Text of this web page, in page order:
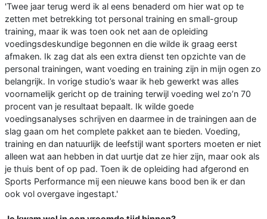
'Twee jaar terug werd ik al eens benaderd om hier wat op te
zetten met betrekking tot personal training en small-group
training, maar ik was toen ook net aan de opleiding
voedingsdeskundige begonnen en die wilde ik graag eerst
afmaken. Ik zag dat als een extra dienst ten opzichte van de
personal trainingen, want voeding en training zijn in mijn ogen zo
belangrijk. In vorige studio’s waar ik heb gewerkt was alles
voornamelijk gericht op de training terwijl voeding wel zo’n 70
procent van je resultaat bepaalt. Ik wilde goede
voedingsanalyses schrijven en daarmee in de trainingen aan de
slag gaan om het complete pakket aan te bieden. Voeding,
training en dan natuurlijk de leefstijl want sporters moeten er niet
alleen wat aan hebben in dat uurtje dat ze hier zijn, maar ook als
je thuis bent of op pad. Toen ik de opleiding had afgerond en
Sports Performance mij een nieuwe kans bood ben ik er dan
ook vol overgave ingestapt.'